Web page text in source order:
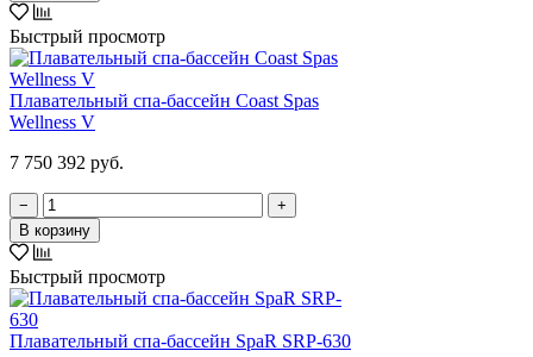
Быстрый просмотр
Плавательный спа-бассейн Coast Spas
Wellness V
7 750 392 руб.
−
+
В корзину
Быстрый просмотр
Плавательный спа-бассейн SpaR SRP-630